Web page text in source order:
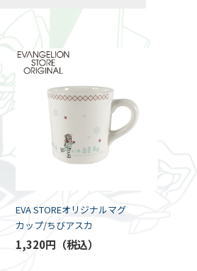
EVA STOREオリジナルマグ
カップ/ちびアスカ
1,320円